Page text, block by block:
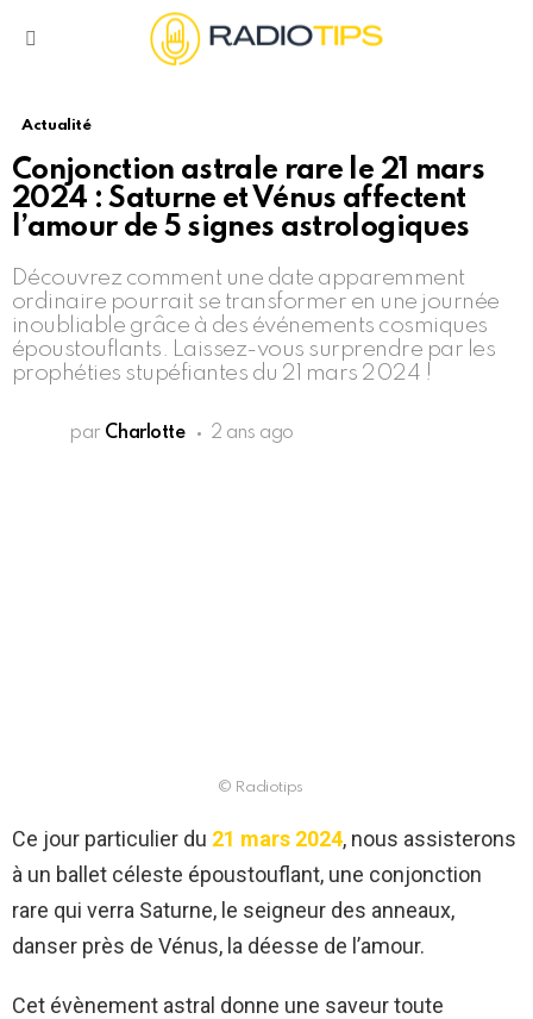
Actualité
Conjonction astrale rare le 21 mars
2024 : Saturne et Vénus affectent
l’amour de 5 signes astrologiques
Découvrez comment une date apparemment
ordinaire pourrait se transformer en une journée
inoubliable grâce à des événements cosmiques
époustouflants. Laissez-vous surprendre par les
prophéties stupéfiantes du 21 mars 2024 !
par Charlotte 2 ans ago
© Radiotips
Ce jour particulier du 21 mars 2024, nous assisterons
à un ballet céleste époustouflant, une conjonction
rare qui verra Saturne, le seigneur des anneaux,
danser près de Vénus, la déesse de l’amour.
Cet évènement astral donne une saveur toute